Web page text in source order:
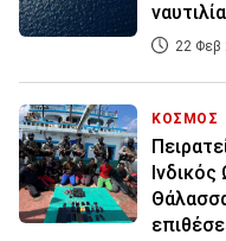
ναυτιλία
22 Φεβ
ΚΟΣΜΟΣ